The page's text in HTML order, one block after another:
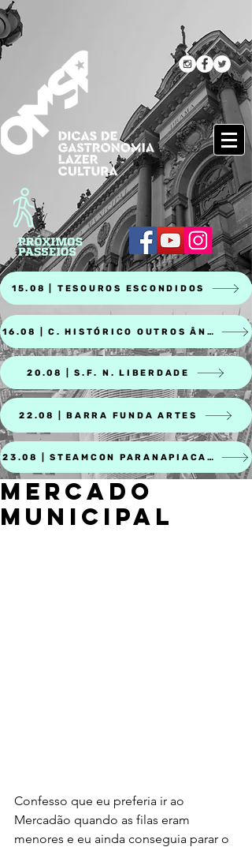
15.08 | TESOUROS ESCONDIDOS
16.08 | C. HISTÓRICO OUTROS ÂNGULOS
20.08 | S.F. N. LIBERDADE
22.08 | BARRA FUNDA ARTES
23.08 | STEAMCON PARANAPIACABA
MERCADO
MUNICIPAL
Confesso que eu preferia ir ao
Mercadão quando as filas eram
menores e eu ainda conseguia parar o